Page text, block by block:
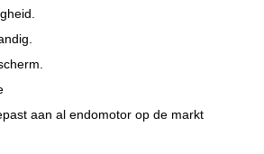
aan al endomotor op de markt